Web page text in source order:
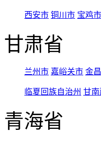
西安市 铜川市 宝鸡市
甘肃省
兰州市 嘉峪关市 金
临夏回族自治州 甘南
青海省